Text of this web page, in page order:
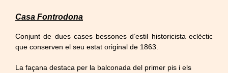
Casa Fontrodona
Conjunt de dues cases bessones d’estil historicista eclèctic
que conserven el seu estat original de 1863.
La façana destaca per la balconada del primer pis i els